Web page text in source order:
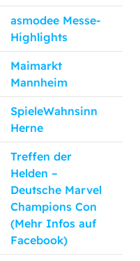
asmodee Messe-
Highlights
Maimarkt
Mannheim
SpieleWahnsinn
Herne
Treffen der
Helden –
Deutsche Marvel
Champions Con
(Mehr Infos auf
Facebook)